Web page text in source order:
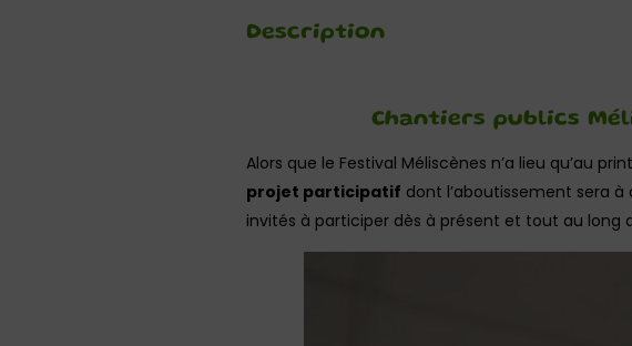
Description
Chantiers publics
Alors que le Festival Méliscènes n’a lieu qu’au
projet participatif dont l’aboutissement sera
invités à participer dès à présent et tout au long